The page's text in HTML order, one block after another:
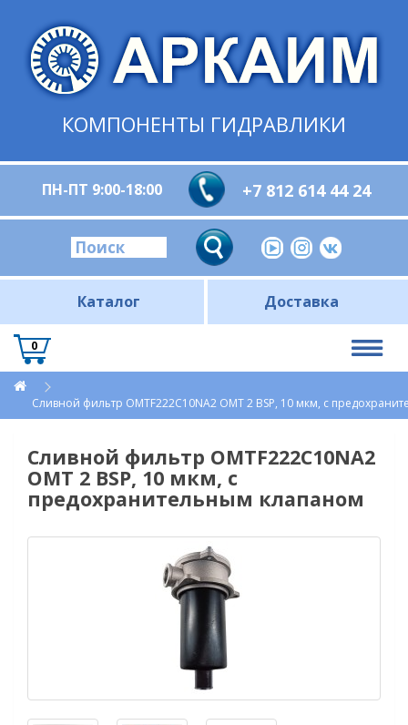
КОМПОНЕНТЫ ГИДРАВЛИКИ
ПН-ПТ 9:00-18:00 +7 812 614 44 24
Каталог Доставка
0
Сливной фильтр OMTF222С10NA2 OMT 2 BSP, 10 мкм, с
Сливной фильтр OMTF222С10NA2
OMT 2 BSP, 10 мкм, с
предохранительным клапаном